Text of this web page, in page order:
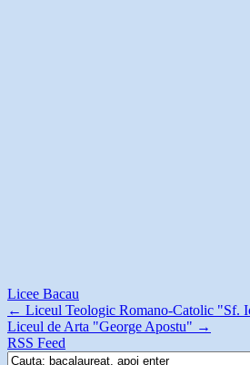
Licee Bacau
← Liceul Teologic Romano-Catolic "Sf.
Liceul de Arta "George Apostu" →
RSS Feed